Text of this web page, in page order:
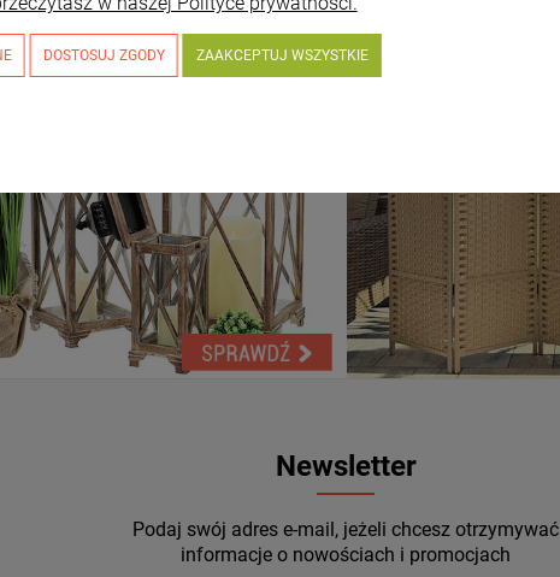
Newsletter
Podaj swój adres e-mail, jeżeli chcesz otrzymywać
informacje o nowościach i promocjach
DOSTOSUJ ZGODY ZAAKCEPTUJ WSZYSTKIE